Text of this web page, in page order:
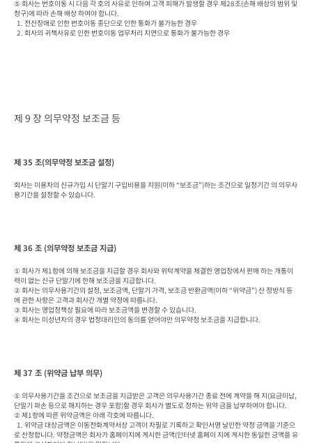
⑤ 회사는 번호이동 시 다음 각 호의 사유로 인하여 고객 피해가 발생할 경우 제28조(손해 배상의 범위 및
청구)에 따라 손해 배상 하여야 합니다.
  2. 회사의 귀책사유로 인한 번호이동 업무처리 지연으로 통화가 불가능한 경우
제 9 장 의무약정 보조금 등
제 35 조(의무약정 보조금 설정)
회사는 이용자의 신규가입 시 단말기 구입비용을 지원(이하 “보조금”)하는 조건으로 일정기간 의 의무사
용기간을 설정할 수 있습니다.
제 36 조 (의무약정 보조금 지급)
① 회사가 제1항에 의해 보조금을 지급할 경우 회사와 위탁계약을 체결한 영업장에서 판매 하는 개통이
력이 없는 신규 단말기에 한해 보조금을 지급합니다.
② 회사는 의무사용기간의 설정, 보조금액, 단말기 가격, 보조금 반환금액(이하 “위약금”) 산 정방식 등
에 관한 사항은 고객과 회사간 개별 약정에 따릅니다.
③ 회사는 영업정책상 필요에 따라 보조금액을 변경할 수 있습니다.
④ 회사는 미성년자의 경우 법정대리인의 동의를 얻어야만 의무약정 보조금을 지급합니다.
제 37 조 (위약금 납부 의무)
① 의무사용기간을 조건으로 보조금을 지급받은 고객은 의무사용기간 종료 전에 계약을 해 지(요금미납,
단말기 파손 등으로 해지하는 경우 포함)할 경우 회사가 별도로 정하는 위약 금을 납부하여야 합니다.
② 제1항에 따른 위약금액은 아래 각호에 따릅니다.
로 산정합니다. 약정금액은 회사가 홈페이지에 게시한 금액(인터넷 홈페이 지에 게시한 동일한 금액을 유